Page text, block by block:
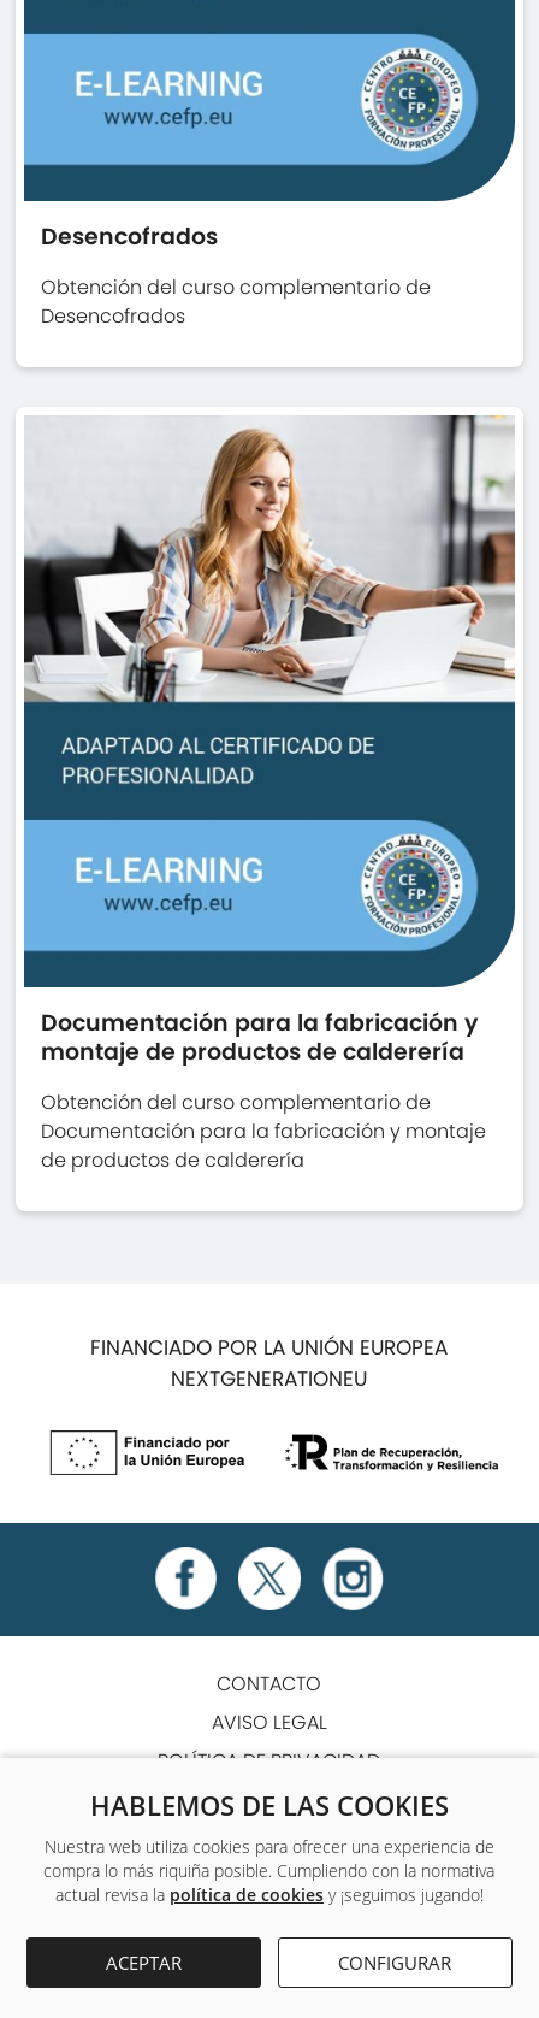
HABLEMOS DE LAS COOKIES
Nuestra web utiliza cookies para ofrecer una experiencia de
compra lo más riquiña posible. Cumpliendo con la normativa
actual revisa la política de cookiesy ¡seguimos jugando!
ACEPTAR CONFIGURAR
Desencofrados
Obtención del curso complementario de
Desencofrados
Documentación para la fabricación y
montaje de productos de calderería
Obtención del curso complementario de
Documentación para la fabricación y montaje
de productos de calderería
FINANCIADO POR LA UNIÓN EUROPEA
NEXTGENERATIONEU
CONTACTO
AVISO LEGAL
POLÍTICA DE PRIVACIDAD
POLÍTICA DE COOKIES
TÉRMINOS Y CONDICIONES
ACCESIBILIDAD
Único centro de formación y empleo que ofrece a sus
alumnos formación complementaria gratuita.